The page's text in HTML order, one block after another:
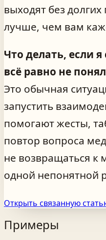
выходят без
лучше, чем вам
Что делать, если
всё равно не
Это обычная
запустить
помогают жесты,
повтор вопроса
не возвращаться к
одной непонятной
Открыть связанную
Примеры